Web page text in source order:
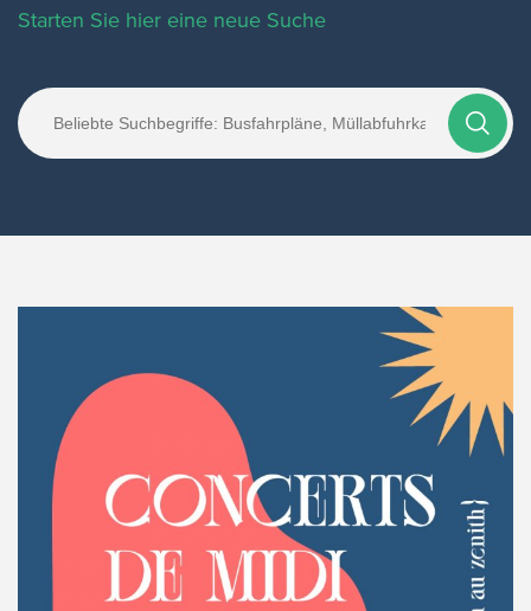
Starten Sie hier eine neue Suche